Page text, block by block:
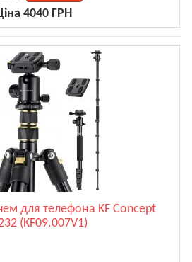
4040 ГРН
для телефона KF Concept
(KF09.007V1)